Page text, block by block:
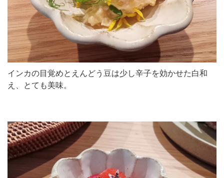
インカの目覚めとえんどう豆は少し辛子を効かせた白和
え、とても美味。